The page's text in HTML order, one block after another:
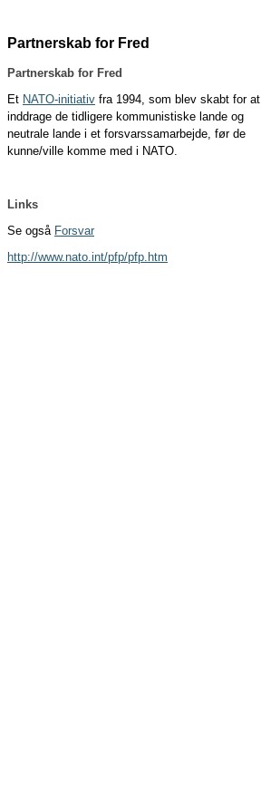
Partnerskab for Fred
Partnerskab for Fred
Et NATO-initiativ fra 1994, som blev skabt for at
inddrage de tidligere kommunistiske lande og
neutrale lande i et forsvarssamarbejde, før de
kunne/ville komme med i NATO.
Links
Se også Forsvar
http://www.nato.int/pfp/pfp.htm